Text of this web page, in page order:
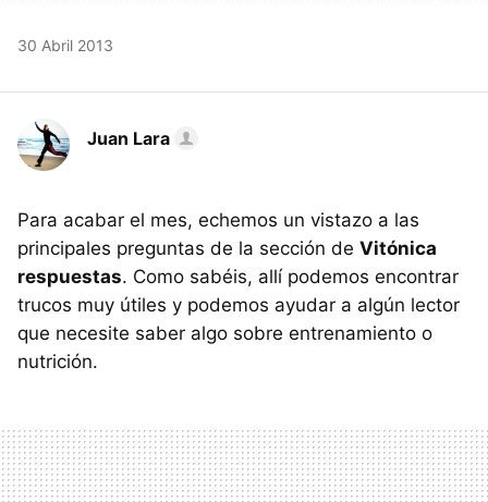
30 Abril 2013
Juan Lara
Para acabar el mes, echemos un vistazo a las
principales preguntas de la sección de Vitónica
respuestas. Como sabéis, allí podemos encontrar
trucos muy útiles y podemos ayudar a algún lector
que necesite saber algo sobre entrenamiento o
nutrición.